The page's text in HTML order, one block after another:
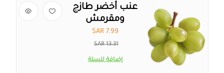
عنب أخضر طازج
ومقرمش
SAR 7.99
13.31 SAR
إضافة للسلة